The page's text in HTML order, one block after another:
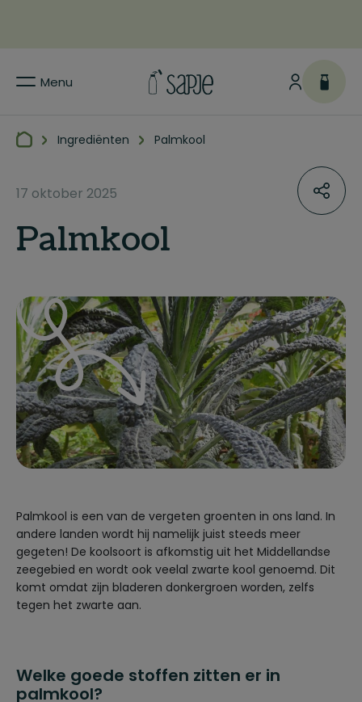
Menu
Ingrediënten Palmkool
17 oktober 2025
Palmkool
Palmkool is een van de vergeten groenten in ons land. In
andere landen wordt hij namelijk juist steeds meer
gegeten! De koolsoort is afkomstig uit het Middellandse
zeegebied en wordt ook veelal zwarte kool genoemd. Dit
komt omdat zijn bladeren donkergroen worden, zelfs
tegen het zwarte aan.
Welke goede stoffen zitten er in
palmkool?